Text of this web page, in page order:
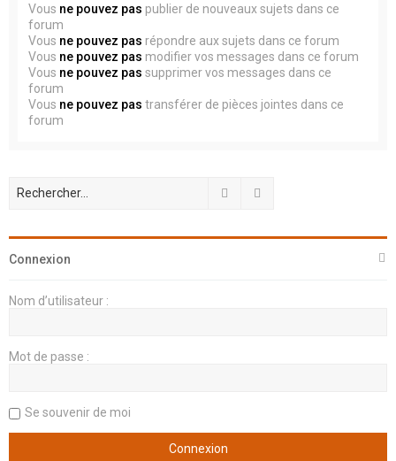
Vous ne pouvez pas publier de nouveaux sujets dans ce
forum
Vous ne pouvez pas répondre aux sujets dans ce forum
Vous ne pouvez pas modifier vos messages dans ce forum
Vous ne pouvez pas supprimer vos messages dans ce
forum
Vous ne pouvez pas transférer de pièces jointes dans ce
forum
Rechercher
Connexion
Nom d’utilisateur :
Mot de passe :
Se souvenir de moi